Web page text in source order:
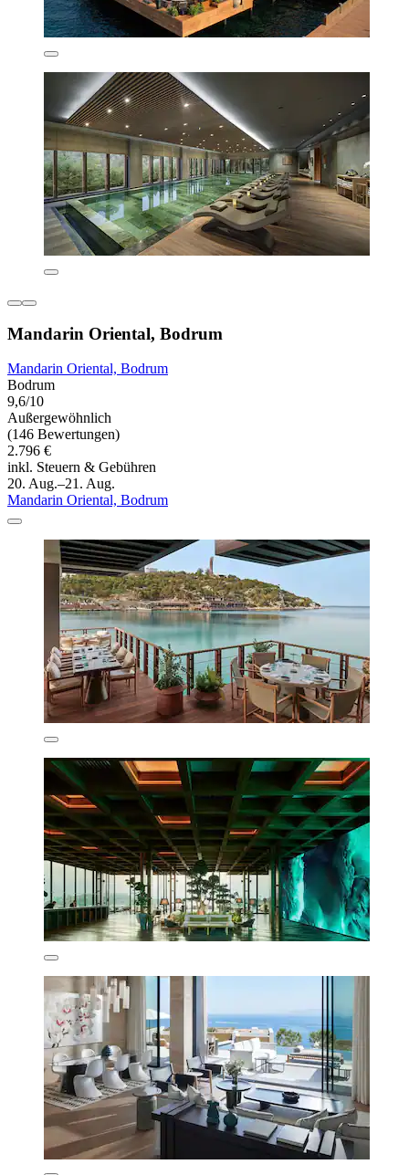
Mandarin Oriental, Bodrum
Mandarin Oriental, Bodrum
Bodrum
9,6/10
Außergewöhnlich
(146 Bewertungen)
2.796 €
inkl. Steuern & Gebühren
20. Aug.–21. Aug.
Mandarin Oriental, Bodrum